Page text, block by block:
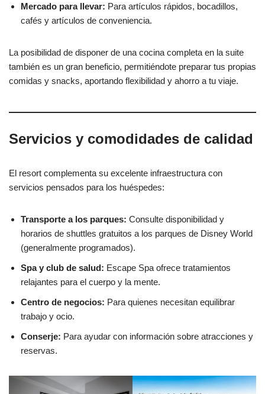
Mercado para llevar: Para artículos rápidos, bocadillos,
cafés y artículos de conveniencia.
La posibilidad de disponer de una cocina completa en la suite
también es un gran beneficio, permitiéndote preparar tus propias
comidas y snacks, aportando flexibilidad y ahorro a tu viaje.
Servicios y comodidades de calidad
El resort complementa su excelente infraestructura con
servicios pensados para los huéspedes:
Transporte a los parques: Consulte disponibilidad y
horarios de shuttles gratuitos a los parques de Disney World
(generalmente programados).
Spa y club de salud: Escape Spa ofrece tratamientos
relajantes para el cuerpo y la mente.
Centro de negocios: Para quienes necesitan equilibrar
trabajo y ocio.
Conserje: Para ayudar con información sobre atracciones y
reservas.